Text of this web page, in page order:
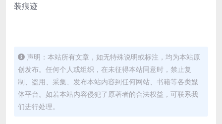
装痕迹
声明：本站所有文章，如无特殊说明或标注，均为本站原
创发布。任何个人或组织，在未征得本站同意时，禁止复
制、盗用、采集、发布本站内容到任何网站、书籍等各类媒
体平台。如若本站内容侵犯了原著者的合法权益，可联系我
们进行处理。